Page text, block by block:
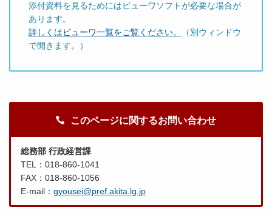
添付資料を見るためにはビューワソフトが必要な場合が
あります。
詳しくはビューワ一覧をご覧ください。
（別ウィンドウ
で開きます。）
このページに関するお問い合わせ
総務部 行政経営課
TEL：018-860-1041
FAX：018-860-1056
E-mail： gyousei@pref.akita.lg.jp